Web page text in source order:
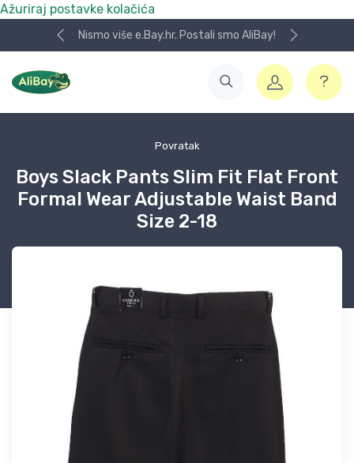
Ažuriraj postavke kolačića
Nismo više e.Bay.hr. Postali smo AliBay!
Povratak
Boys Slack Pants Slim Fit Flat Front
Formal Wear Adjustable Waist Band
Size 2-18